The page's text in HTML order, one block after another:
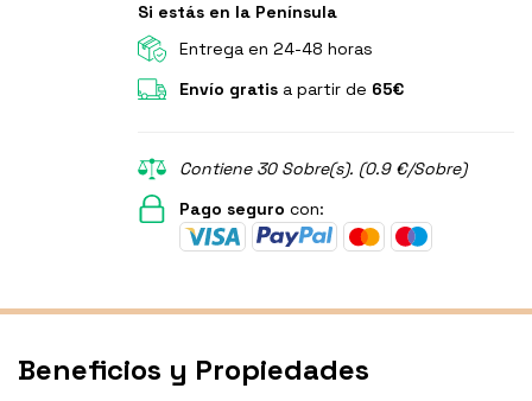
Si estás en la Península
Entrega en 24-48 horas
Envío gratisa partir de 65€
Contiene 30 Sobre(s). (0.9 €/Sobre)
Pago seguro con:
Beneficios y Propiedades